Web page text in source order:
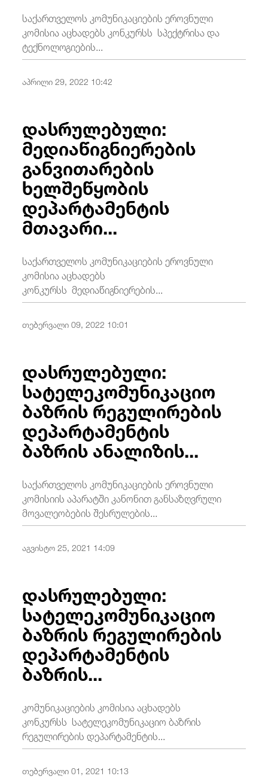
საქართველოს კომუნიკაციების ეროვნული
კომისია აცხადებს კონკურსს სპექტრისა და
ტექნოლოგიების...
დასრულებული:
მედიაწიგნიერების
განვითარების
ხელშეწყობის
დეპარტამენტის
მთავარი...
აპრილი 29, 2022 10:42
საქართველოს კომუნიკაციების ეროვნული
კომისია აცხადებს
კონკურსს მედიაწიგნიერების...
დასრულებული:
სატელეკომუნიკაციო
ბაზრის რეგულირების
დეპარტამენტის
ბაზრის ანალიზის...
თებერვალი 09, 2022 10:01
საქართველოს კომუნიკაციების ეროვნული
კომისიის აპარატში კანონით განსაზღვრული
მოვალეობების შესრულების...
დასრულებული:
სატელეკომუნიკაციო
ბაზრის რეგულირების
დეპარტამენტის
ბაზრის...
აგვისტო 25, 2021 14:09
კომუნიკაციების კომისია აცხადებს
კონკურსს სატელეკომუნიკაციო ბაზრის
რეგულირების დეპარტამენტის...
თებერვალი 01, 2021 10:13